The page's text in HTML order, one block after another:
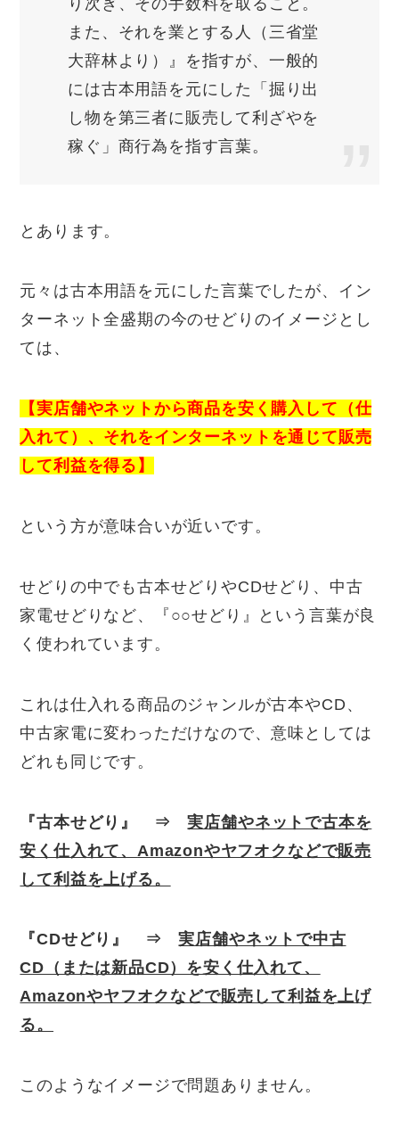
また、それを業とする人（三省堂
大辞林より）』を指すが、一般的
には古本用語を元にした「掘り出
し物を第三者に販売して利ざやを
稼ぐ」商行為を指す言葉。
とあります。
元々は古本用語を元にした言葉でしたが、イン
ターネット全盛期の今のせどりのイメージとし
ては、
【実店舗やネットから商品を安く購入して（仕
入れて）、 それをインターネットを通じて販売
して利益を得る】
という方が意味合いが近いです。
せどりの中でも古本せどりやCDせどり、中古
家電せどりなど、『○○せどり』という言葉が良
く使われています。
これは仕入れる商品のジャンルが古本やCD、
中古家電に変わっただけなので、意味としては
どれも同じです。
『古本せどり』 ⇒実店舗やネットで古本を
安く仕入れて、 Amazonやヤフオクなどで販売
して利益を上げる。
『CDせどり』 ⇒実店舗やネットで中古
CD（または新品CD）を安く仕入れて、
Amazonやヤフオクなどで販売して利益を上げ
る。
このようなイメージで問題ありません。